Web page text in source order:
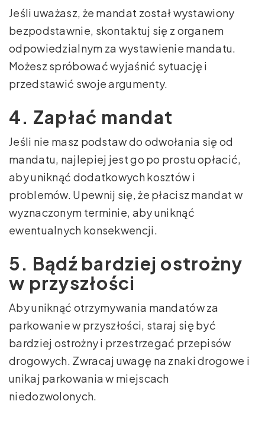
Jeśli uważasz, że mandat został wystawiony
bezpodstawnie, skontaktuj się z organem
odpowiedzialnym za wystawienie mandatu.
Możesz spróbować wyjaśnić sytuację i
przedstawić swoje argumenty.
4. Zapłać mandat
Jeśli nie masz podstaw do odwołania się od
mandatu, najlepiej jest go po prostu opłacić,
aby uniknąć dodatkowych kosztów i
problemów. Upewnij się, że płacisz mandat w
wyznaczonym terminie, aby uniknąć
ewentualnych konsekwencji.
5. Bądź bardziej ostrożny
w przyszłości
Aby uniknąć otrzymywania mandatów za
parkowanie w przyszłości, staraj się być
bardziej ostrożny i przestrzegać przepisów
drogowych. Zwracaj uwagę na znaki drogowe i
unikaj parkowania w miejscach
niedozwolonych.